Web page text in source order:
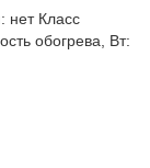
нетКласс
обогрева, Вт: